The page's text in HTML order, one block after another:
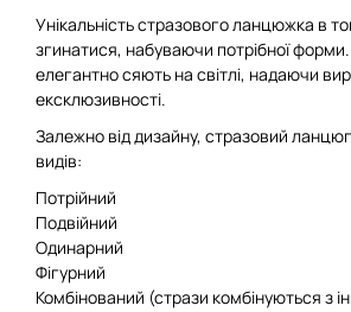
Унікальність стразового ланцюжка в
згинатися, набуваючи потрібної
елегантно сяють на світлі, надаючи
ексклюзивності.
Залежно від дизайну, стразовий
видів:
Потрійний
Подвійний
Одинарний
Фігурний
Комбінований (стрази комбінуються з